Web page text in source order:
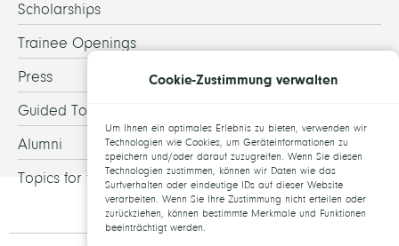
Scholarships
Trainee Openings
Press
Guided Tours
Alumni
Topics for theses
Cookie-Zustimmung verwalten
Um Ihnen ein optimales Erlebnis zu bieten, verwenden wir
Technologien wie Cookies, um Geräteinformationen zu
speichern und/oder darauf zuzugreifen. Wenn Sie diesen
Technologien zustimmen, können wir Daten wie das
Surfverhalten oder eindeutige IDs auf dieser Website
verarbeiten. Wenn Sie Ihre Zustimmung nicht erteilen oder
zurückziehen, können bestimmte Merkmale und Funktionen
beeinträchtigt werden.